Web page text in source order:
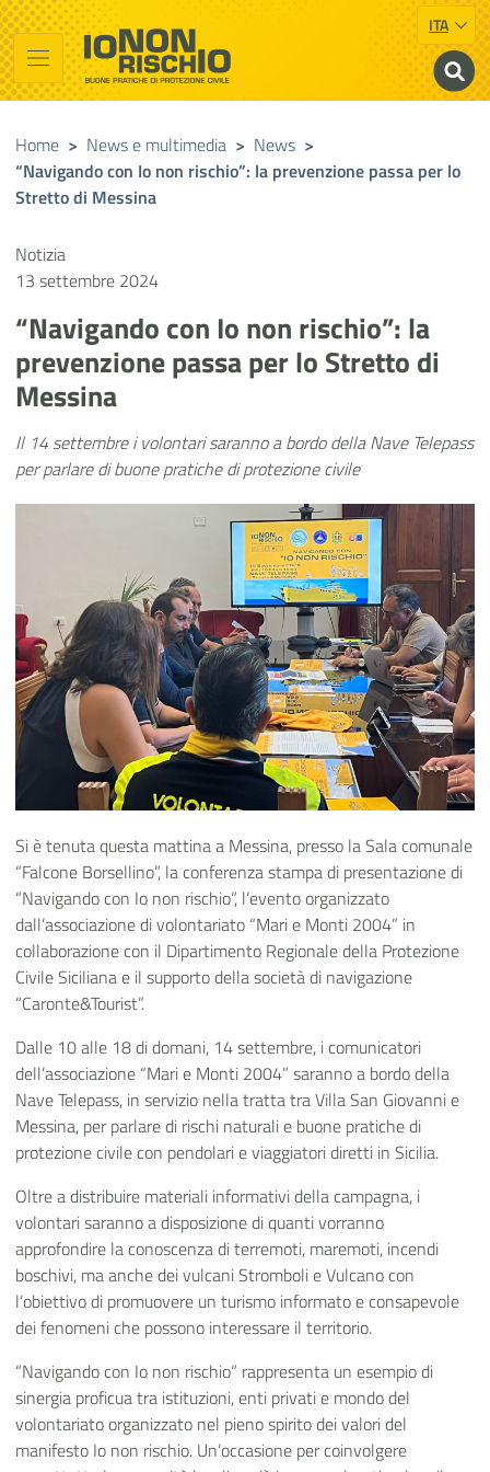
Vai al contenuto principale
Raggiungi il piè di pagina ITA
Io non rischio
Buone pratiche di Protezione Civile
Home > News e multimedia > News >
“Navigando con Io non rischio”: la prevenzione passa per lo
Stretto di Messina
Notizia
13 settembre 2024
“Navigando con Io non rischio”: la
prevenzione passa per lo Stretto di
Messina
Il 14 settembre i volontari saranno a bordo della Nave Telepass
per parlare di buone pratiche di protezione civile
Si è tenuta questa mattina a Messina, presso la Sala comunale
“Falcone Borsellino”, la conferenza stampa di presentazione di
“Navigando con Io non rischio”, l’evento organizzato
dall’associazione di volontariato “Mari e Monti 2004” in
collaborazione con il Dipartimento Regionale della Protezione
Civile Siciliana e il supporto della società di navigazione
“Caronte&Tourist”.
Dalle 10 alle 18 di domani, 14 settembre, i comunicatori
dell’associazione “Mari e Monti 2004” saranno a bordo della
Nave Telepass, in servizio nella tratta tra Villa San Giovanni e
Messina, per parlare di rischi naturali e buone pratiche di
protezione civile con pendolari e viaggiatori diretti in Sicilia.
Oltre a distribuire materiali informativi della campagna, i
volontari saranno a disposizione di quanti vorranno
approfondire la conoscenza di terremoti, maremoti, incendi
boschivi, ma anche dei vulcani Stromboli e Vulcano con
l’obiettivo di promuovere un turismo informato e consapevole
dei fenomeni che possono interessare il territorio.
“Navigando con Io non rischio” rappresenta un esempio di
sinergia proficua tra istituzioni, enti privati e mondo del
volontariato organizzato nel pieno spirito dei valori del
manifesto Io non rischio. Un’occasione per coinvolgere